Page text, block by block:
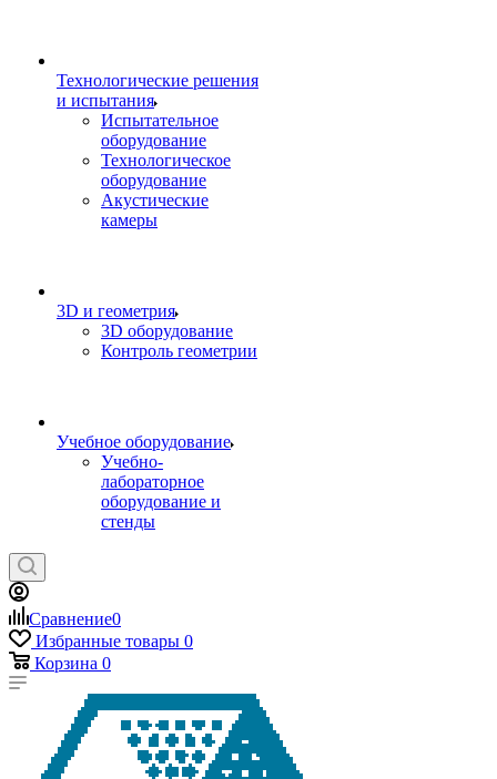
Технологические решения
и испытания
Испытательное
оборудование
Технологическое
оборудование
Акустические
камеры
3D и геометрия
3D оборудование
Контроль геометрии
Учебное оборудование
Учебно-
лабораторное
оборудование и
стенды
Сравнение0
Избранные товары 0
Корзина 0